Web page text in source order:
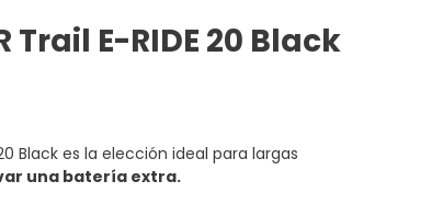
Trail E-RIDE 20 Black
Black es la elección ideal para largas
una batería extra.